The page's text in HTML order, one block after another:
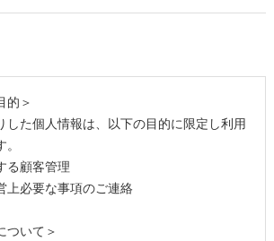
的＞
した個人情報は、以下の目的に限定し利用
る顧客管理
上必要な事項のご連絡
ついて＞